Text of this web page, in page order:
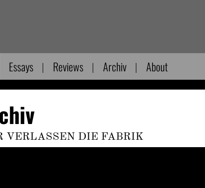
Essays Reviews Archiv About
VERLASSEN DIE FABRIK